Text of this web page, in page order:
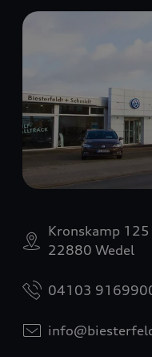
Kronskamp 125
22880 Wedel
04103